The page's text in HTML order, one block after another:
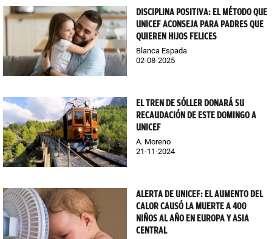
DISCIPLINA POSITIVA: EL MÉTODO QUE
UNICEF ACONSEJA PARA PADRES QUE
QUIEREN HIJOS FELICES
Blanca Espada
02-08-2025
EL TREN DE SÓLLER DONARÁ SU
RECAUDACIÓN DE ESTE DOMINGO A
UNICEF
A. Moreno
21-11-2024
ALERTA DE UNICEF: EL AUMENTO DEL
CALOR CAUSÓ LA MUERTE A 400
NIÑOS AL AÑO EN EUROPA Y ASIA
CENTRAL